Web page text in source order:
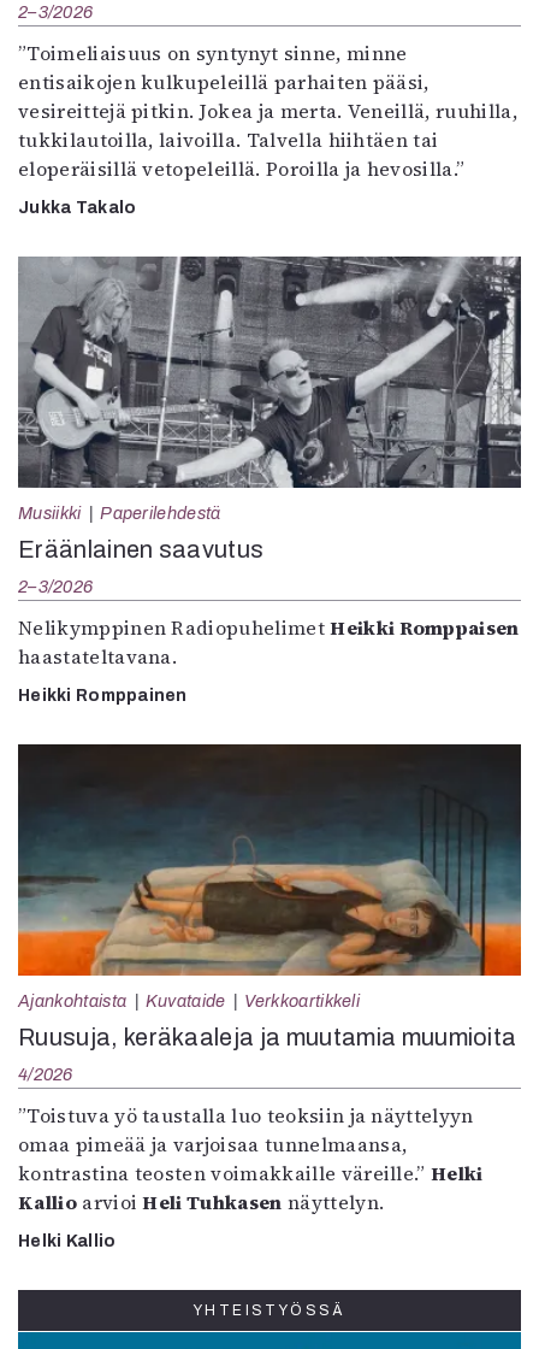
2–3/2026
”Toimeliaisuus on syntynyt sinne, minne
entisaikojen kulkupeleillä parhaiten pääsi,
vesireittejä pitkin. Jokea ja merta. Veneillä, ruuhilla,
tukkilautoilla, laivoilla. Talvella hiihtäen tai
eloperäisillä vetopeleillä. Poroilla ja hevosilla.”
Jukka Takalo
Musiikki Paperilehdestä
Eräänlainen saavutus
2–3/2026
Nelikymppinen RadiopuhelimetHeikki Romppaisen
haastateltavana.
Heikki Romppainen
Ajankohtaista Kuvataide Verkkoartikkeli
Ruusuja, keräkaaleja ja muutamia muumioita
4/2026
”Toistuva yö taustalla luo teoksiin ja näyttelyyn
omaa pimeää ja varjoisaa tunnelmaansa,
kontrastina teosten voimakkaille väreille.”Helki
KallioarvioiHeli Tuhkasen näyttelyn.
Helki Kallio
YHTEISTYÖSSÄ